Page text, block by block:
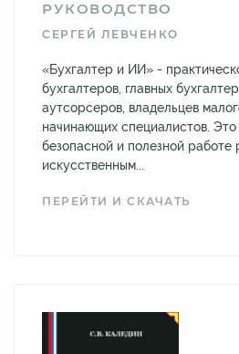
РУКОВОДСТВО
СЕРГЕЙ ЛЕВЧЕНКО
«Бухгалтер и ИИ» -
бухгалтеров, главных
аутсорсеров, владельцев
начинающих специалистов. Это
безопасной и полезной работе
искусственным...
ПЕРЕЙТИ И СКАЧАТЬ